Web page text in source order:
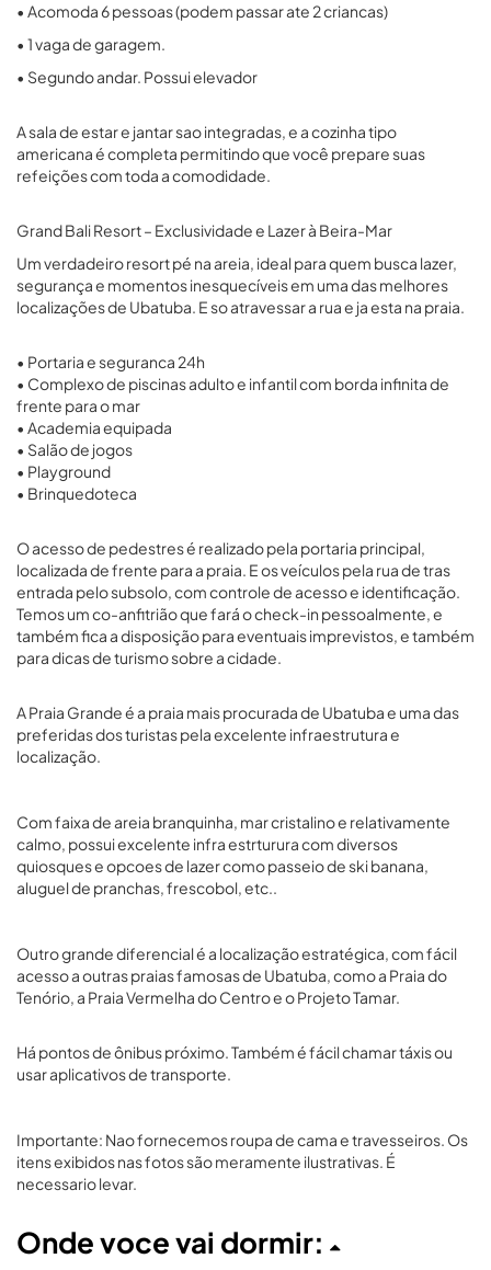
• Acomoda 6 pessoas (podem passar ate 2 criancas)
• 1 vaga de garagem.
• Segundo andar. Possui elevador
A sala de estar e jantar sao integradas, e a cozinha tipo
americana é completa permitindo que você prepare suas
refeições com toda a comodidade.
Grand Bali Resort – Exclusividade e Lazer à Beira-Mar
Um verdadeiro resort pé na areia, ideal para quem busca lazer,
segurança e momentos inesquecíveis em uma das melhores
localizações de Ubatuba. E so atravessar a rua e ja esta na praia.
• Portaria e seguranca 24h
• Complexo de piscinas adulto e infantil com borda infinita de
frente para o mar
• Academia equipada
• Salão de jogos
• Playground
• Brinquedoteca
O acesso de pedestres é realizado pela portaria principal,
localizada de frente para a praia. E os veículos pela rua de tras
entrada pelo subsolo, com controle de acesso e identificação.
Temos um co-anfitrião que fará o check-in pessoalmente, e
também fica a disposição para eventuais imprevistos, e também
para dicas de turismo sobre a cidade.
A Praia Grande é a praia mais procurada de Ubatuba e uma das
preferidas dos turistas pela excelente infraestrutura e
localização.
Com faixa de areia branquinha, mar cristalino e relativamente
calmo, possui excelente infra estrturura com diversos
quiosques e opcoes de lazer como passeio de ski banana,
aluguel de pranchas, frescobol, etc..
Outro grande diferencial é a localização estratégica, com fácil
acesso a outras praias famosas de Ubatuba, como a Praia do
Tenório, a Praia Vermelha do Centro e o Projeto Tamar.
Há pontos de ônibus próximo. Também é fácil chamar táxis ou
usar aplicativos de transporte.
Importante: Nao fornecemos roupa de cama e travesseiros. Os
itens exibidos nas fotos são meramente ilustrativas. É
necessario levar.
Onde voce vai dormir: